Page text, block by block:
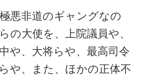
悪非道のギャングなの
の大使を、上院議員や、
や、大将らや、最高司令
や、また、ほかの正体不